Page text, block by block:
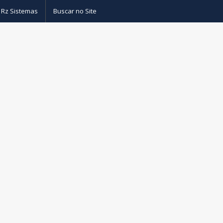
Sistemas Buscar no Site